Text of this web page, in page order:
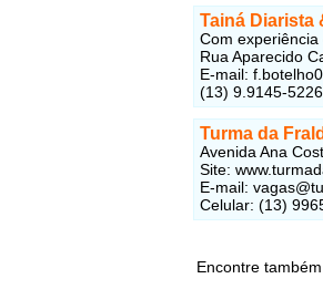
Tainá Diarista
Com experiência
Rua Aparecido
E-mail:
(13) 9.9145-5226
Turma da
Avenida Ana
Site:
E-mail:
Celular: (13)
Encontre